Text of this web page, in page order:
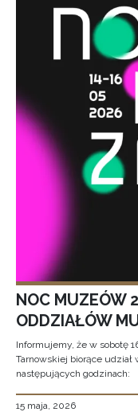
NOC MUZEÓW
ODDZIAŁÓW
Informujemy, że w sobotę
Tarnowskiej biorące
następujących godzinach:
15 maja, 2026